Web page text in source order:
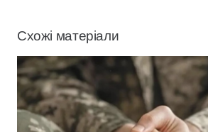
Схожі матеріали